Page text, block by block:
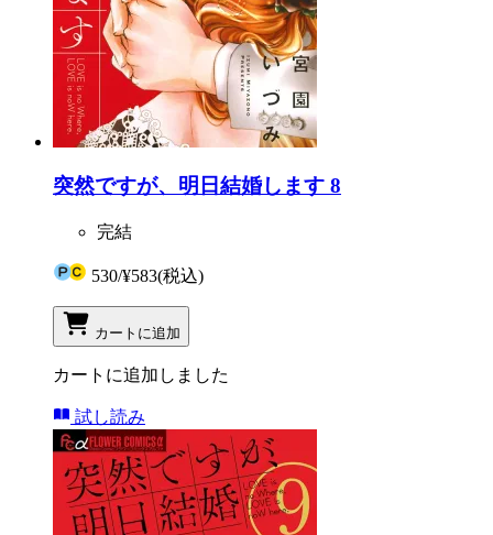
突然ですが、明日結婚します 8
完結
530/¥583(税込)
カートに追加
カートに追加しました
試し読み